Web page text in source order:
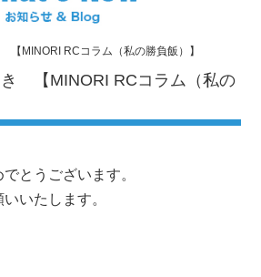
MINORI RCコラム（私の勝負飯）】
【MINORI RCコラム（私の
とうございます。
いたします。